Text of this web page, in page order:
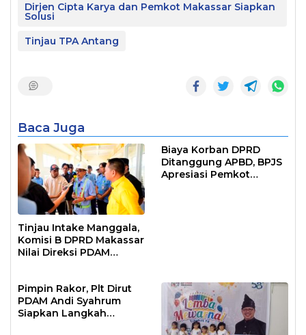
Dirjen Cipta Karya dan Pemkot Makassar Siapkan
Solusi
Tinjau TPA Antang
Baca Juga
Tinjau Intake Manggala,
Komisi B DPRD Makassar
Nilai Direksi PDAM
Biaya Korban DPRD
Ditanggung APBD, BPJS
Apresiasi Pemkot
Pimpin Rakor, Plt Dirut
PDAM Andi Syahrum
Siapkan Langkah